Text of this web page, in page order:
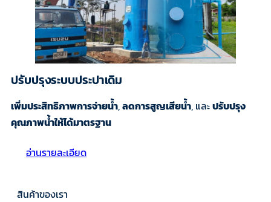
ปรับปรุงระบบประปาเดิม
เพิ่มประสิทธิภาพการจ่ายน้ำ,ลดการสูญเสียน้ำ, และปรับปรุง
คุณภาพน้ำให้ได้มาตรฐาน
อ่านรายละเอียด
สินค้าของเรา